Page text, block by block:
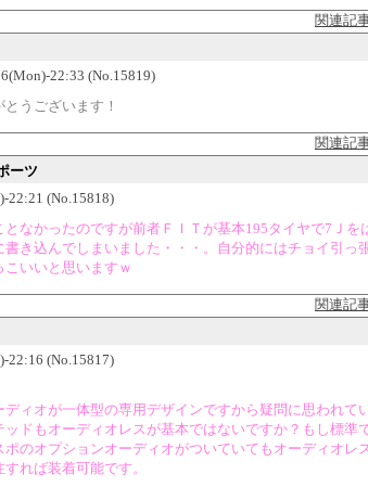
関連記
22:33 (No.15819)
うございます！
関連記
ーツ
22:21 (No.15818)
となかったのですが前者ＦＩＴが基本195タイヤで7Ｊを
書き込んでしまいました・・・。自分的にはチョイ引っ
こいいと思いますｗ
関連記
22:16 (No.15817)
ディオが一体型の専用デザインですから疑問に思われて
ッドもオーディオレスが基本ではないですか？もし標準
のオプションオーディオがついていてもオーディオレ
れば装着可能です。